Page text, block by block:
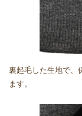
裏起毛した生地で、
ます。